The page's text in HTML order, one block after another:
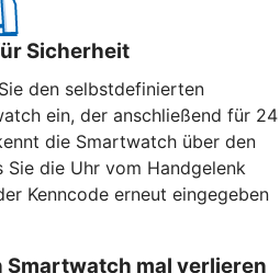
Sicherheit
den selbstdefinierten
ein, der anschließend für 24
die Smartwatch über den
Sie die Uhr vom Handgelenk
Kenncode erneut eingegeben
Smartwatch mal verlieren